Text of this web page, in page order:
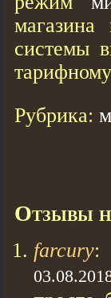
системы
Рубрика:
Отзывы
farcury: